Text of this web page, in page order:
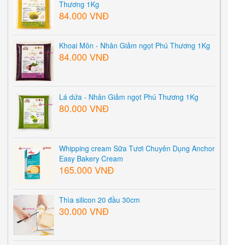
Thương 1Kg
84.000 VNĐ
Khoai Môn - Nhân Giảm ngọt Phú Thương 1Kg
84.000 VNĐ
Lá dứa - Nhân Giảm ngọt Phú Thương 1Kg
80.000 VNĐ
Whipping cream Sữa Tươi Chuyên Dụng Anchor
Easy Bakery Cream
165.000 VNĐ
Thìa silicon 20 đầu 30cm
30.000 VNĐ